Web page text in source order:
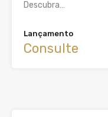
Descubra…
Lançamento
Consulte